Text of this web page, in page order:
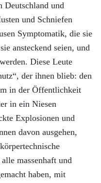
Deutschland und
und Schniefen
Symptomatik, die sie
ansteckend seien, und
Diese Leute
der ihnen blieb: den
in der Öffentlichkeit
in ein Niesen
Explosionen und
davon ausgehen,
massenhaft und
haben, mit